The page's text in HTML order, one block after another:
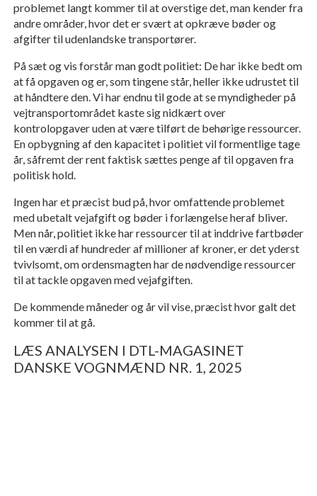
problemet langt kommer til at overstige det, man kender fra
andre områder, hvor det er svært at opkræve bøder og
afgifter til udenlandske transportører.
På sæt og vis forstår man godt politiet: De har ikke bedt om
at få opgaven og er, som tingene står, heller ikke udrustet til
at håndtere den. Vi har endnu til gode at se myndigheder på
vejtransportområdet kaste sig nidkært over
kontrolopgaver uden at være tilført de behørige ressourcer.
En opbygning af den kapacitet i politiet vil formentlige tage
år, såfremt der rent faktisk sættes penge af til opgaven fra
politisk hold.
Ingen har et præcist bud på, hvor omfattende problemet
med ubetalt vejafgift og bøder i forlængelse heraf bliver.
Men når, politiet ikke har ressourcer til at inddrive fartbøder
til en værdi af hundreder af millioner af kroner, er det yderst
tvivlsomt, om ordensmagten har de nødvendige ressourcer
til at tackle opgaven med vejafgiften.
De kommende måneder og år vil vise, præcist hvor galt det
kommer til at gå.
LÆS ANALYSEN I DTL-MAGASINET
DANSKE VOGNMÆND NR. 1, 2025